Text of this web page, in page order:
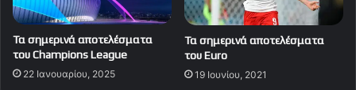
Τα σημερινά αποτελέσματα
του Champions League
22 Ιανουαρίου, 2025
Τα σημερινά αποτελέσματα
του Euro
19 Ιουνίου, 2021